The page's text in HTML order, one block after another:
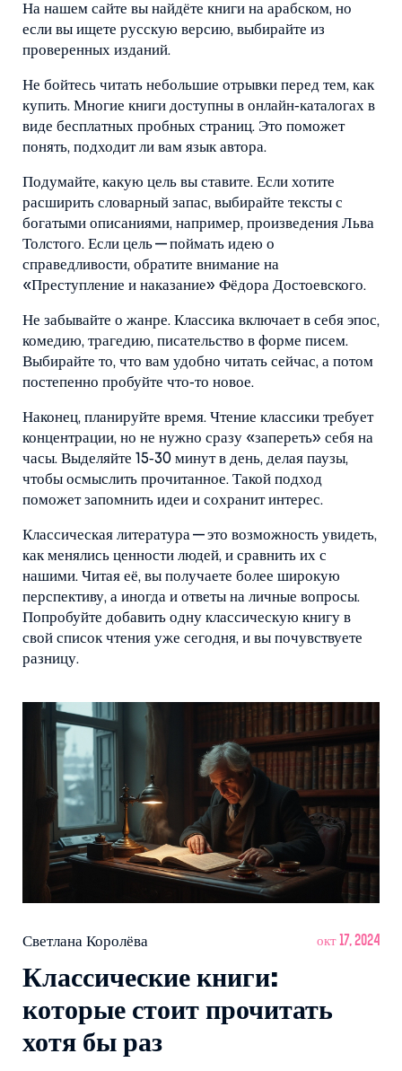
На нашем сайте вы найдёте книги на арабском, но
если вы ищете русскую версию, выбирайте из
проверенных изданий.
Не бойтесь читать небольшие отрывки перед тем, как
купить. Многие книги доступны в онлайн‑каталогах в
виде бесплатных пробных страниц. Это поможет
понять, подходит ли вам язык автора.
Подумайте, какую цель вы ставите. Если хотите
расширить словарный запас, выбирайте тексты с
богатыми описаниями, например, произведения Льва
Толстого. Если цель — поймать идею о
справедливости, обратите внимание на
«Преступление и наказание» Фёдора Достоевского.
Не забывайте о жанре. Классика включает в себя эпос,
комедию, трагедию, писательство в форме писем.
Выбирайте то, что вам удобно читать сейчас, а потом
постепенно пробуйте что‑то новое.
Наконец, планируйте время. Чтение классики требует
концентрации, но не нужно сразу «запереть» себя на
часы. Выделяйте 15‑30 минут в день, делая паузы,
чтобы осмыслить прочитанное. Такой подход
поможет запомнить идеи и сохранит интерес.
Классическая литература — это возможность увидеть,
как менялись ценности людей, и сравнить их с
нашими. Читая её, вы получаете более широкую
перспективу, а иногда и ответы на личные вопросы.
Попробуйте добавить одну классическую книгу в
свой список чтения уже сегодня, и вы почувствуете
разницу.
Светлана Королёва окт 17, 2024
Классические книги:
которые стоит прочитать
хотя бы раз